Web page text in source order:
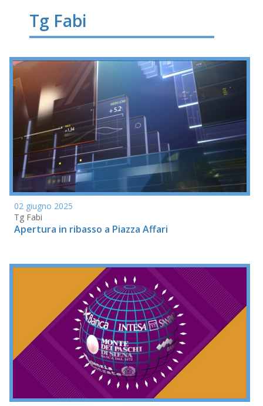
Tg Fabi
02 giugno 2025
Tg Fabi
Apertura in ribasso a Piazza Affari